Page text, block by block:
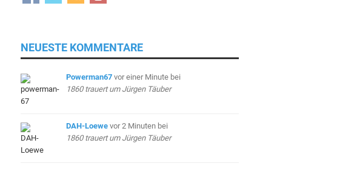
NEUESTE KOMMENTARE
Powerman67 vor einer Minutebei
1860 trauert um Jürgen Täuber
DAH-Loewe vor 2 Minuten bei
1860 trauert um Jürgen Täuber